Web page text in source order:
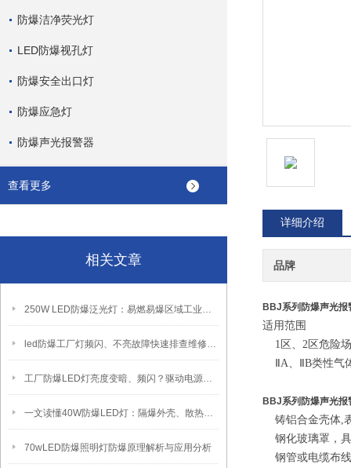
防爆洁净荧光灯
LED防爆视孔灯
防爆安全出口灯
防爆应急灯
防爆声光报警器
查看更多
相关文章
250W LED防爆泛光灯：易燃易爆区域工业固定照明装置
led防爆工厂灯频闪、不亮故障快速排查维修方法
工厂防爆LED灯亮度变暗、频闪？驱动电源故障检修方法
一文读懂40W防爆LED灯：隔爆外壳、散热、防爆认证原理
70wLED防爆照明灯防爆原理解析与应用分析
详细介绍
品牌
BBJ系列防爆声光报
适用范围
1区、2区危
ⅡA、ⅡB类性气
BBJ系列防爆声光报
铸铝合金壳
钢化玻璃罩，
钢管或电缆